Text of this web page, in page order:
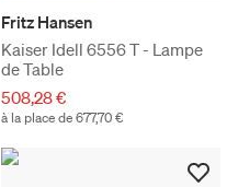
Fritz Hansen
Kaiser Idell 6556 T - Lampe
de Table
508,28 €
à la place de 677,70 €